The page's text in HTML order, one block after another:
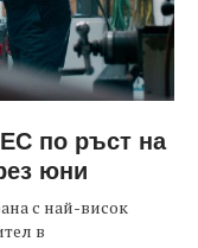
по ръст на
юни
с най-висок
в